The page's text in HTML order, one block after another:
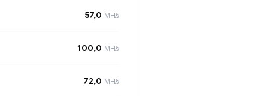
57,0 MH/s
100,0 MH/s
72,0 MH/s